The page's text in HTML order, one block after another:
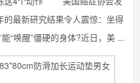
最新研究结果令人震惊：坐得
“唤醒”僵硬的身体?近日，美 ...